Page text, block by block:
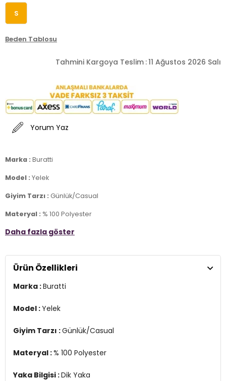
S
Beden Tablosu
Tahmini Kargoya Teslim :11 Ağustos 2026 Salı
Yorum Yaz
Marka : Buratti
Model : Yelek
Giyim Tarzı : Günlük/Casual
Materyal : % 100 Polyester
Yaka Bilgisi :Dik Yaka
Cep Bilgisi :Cepli
Detay :
-Slim Fit
-Rüzgara ve suya karşı dayanıklı
Manken Ölçüsü :Kilo : 79 kg / Boy : 1.88 cm / Göğüs : 100 cm / Bel :
Üretim Yeri :
Daha fazla göster
Ürün Özellikleri
Marka :Buratti
Model :Yelek
Giyim Tarzı :Günlük/Casual
Materyal :% 100 Polyester
Yaka Bilgisi :Dik Yaka